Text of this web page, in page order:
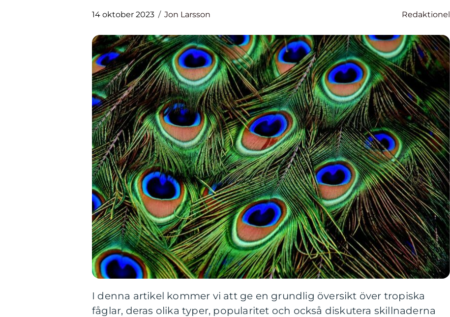
14 oktober 2023 Jon Larsson Redaktionel
I denna artikel kommer vi att ge en grundlig översikt över tropiska
fåglar, deras olika typer, popularitet och också diskutera skillnaderna